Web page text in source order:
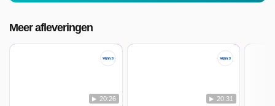
Meer afleveringen
20:26 20:31